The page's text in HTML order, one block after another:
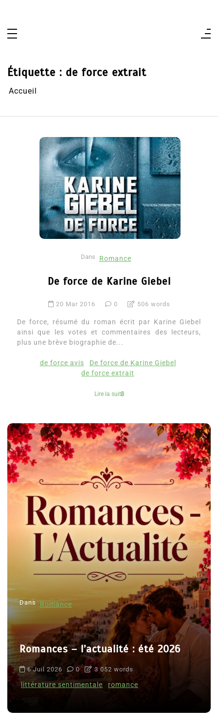
Étiquette : de force extrait
Accueil
Dans Romance
De force de Karine Giebel
20 Mar 2016 0 506 words
De force, résumé du roman écrit par Karine Giebel
ainsi que les votes et commentaires des lecteurs,
plus une brève biographie de...
de force avis
De force de Karine Giebel
de force extrait
Lire la suite
Dans Romance
Romances – l’actualité : été 2026
6 Juil 2026 0 3 052 words
littérature sentimentale romance